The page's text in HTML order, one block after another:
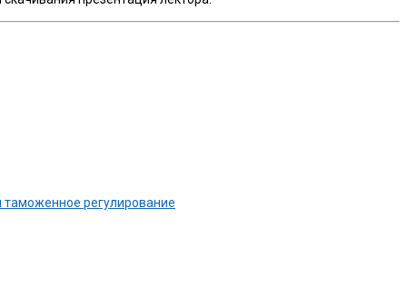
таможенное регулирование